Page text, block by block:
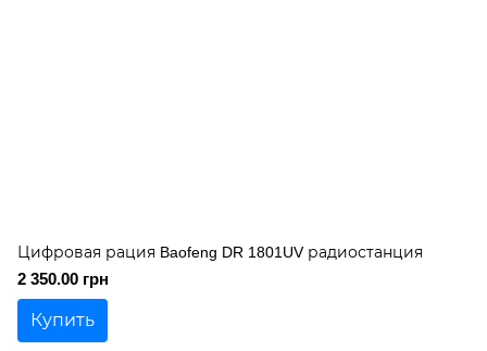
Цифровая рация Baofeng DR 1801UV радиостанция
2 350.00 грн
Купить